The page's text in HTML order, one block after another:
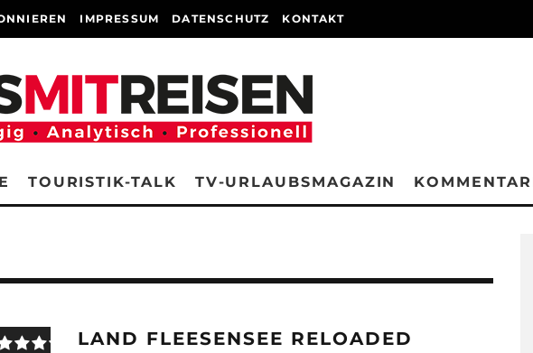
IMPRESSUM DATENSCHUTZ KONTAKT
TOURISTIK-TALK TV-URLAUBSMAGAZIN
LAND FLEESENSEE RELOADED